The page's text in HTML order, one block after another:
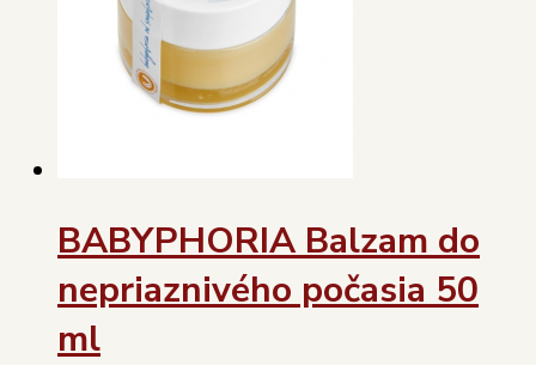
BABYPHORIA Balzam do
nepriaznivého počasia 50
ml